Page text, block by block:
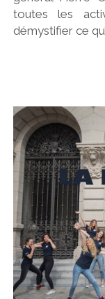
toutes les
démystifier ce